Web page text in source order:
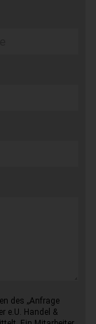
des „Anfrage
e.U. Handel &